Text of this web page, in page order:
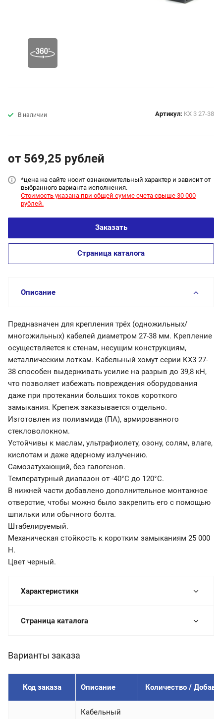
В наличии Артикул: KХ 3 27-38
от 569,25 рублей
*цена на сайте носит ознакомительный характер и зависит от
выбранного варианта исполнения.
Стоимость указана при общей сумме счета свыше 30 000
рублей.
Заказать
Страница каталога
Описание
Предназначен для крепления трёх (одножильных/
многожильных) кабелей диаметром 27-38 мм. Крепление
осуществляется к стенам, несущим конструкциям,
металлическим лоткам. Кабельный хомут серии КХ3 27-
38 способен выдерживать усилие на разрыв до 39,8 кН,
что позволяет избежать повреждения оборудования
даже при протекании больших токов короткого
замыкания. Крепеж заказывается отдельно.
Изготовлен из полиамида (ПА), армированного
стекловолокном.
Устойчивы к маслам, ультрафиолету, озону, солям, влаге,
кислотам и даже ядерному излучению.
Самозатухающий, без галогенов.
Температурный диапазон от -40°C до 120°C.
В нижней части добавлено дополнительное монтажное
отверстие, чтобы можно было закрепить его с помощью
шпильки или обычного болта.
Штабелируемый.
Механическая стойкость к коротким замыканиям 25 000
Н.
Цвет черный.
Характеристики
Страница каталога
Варианты заказа
Код заказа Описание Количество /
Кабельный